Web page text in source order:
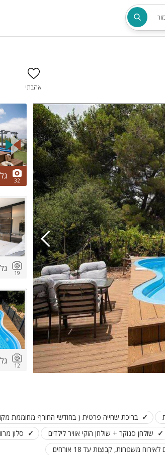
מנגל
סנוקר
בוקר
פוקר
לנכים
גדולות
מקורה
אהבתי
2/32
32
19
12
בריכת שחייה פרטית ( בחודשי החורף מחוממת
שולחן סנוקר + שולחן הוקי אוויר לילדים
סלון
משפחות, קבוצות עד 18 אורחים